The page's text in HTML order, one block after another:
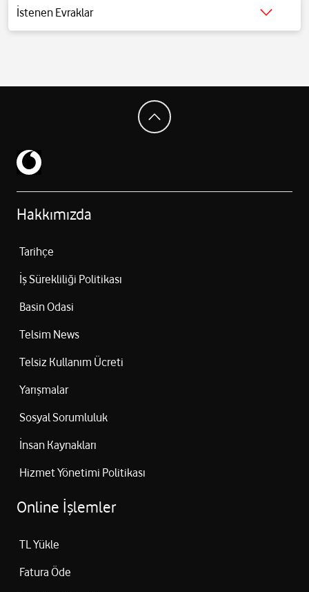
Ana Kamera: 50 MP Leica Summilux (23 mm, f/1.7, OIS, 1.0 µm
Leica Optik Avantajları: Summilux lens, iki Leica stil modu, Leica
Arka Video: 4K@30/60 fps, Full HD@30/60/120/240/960 fps, 720p
Ön Kamera Çözünürlük: 32 MP (f/2.2)
Ön Kamera Video: HDR10+ destekli kayıt
Kablosuz: Wi‑Fi 6E, Bluetooth (sürüm belirtilmemiş), 5G desteği
Güvenlik: Ekran içi optik parmak izi
Ek: Xiaomi HyperOS işletim sistemi
Boyutlar: 163.2 × 78.0 × 7.5 mm
Ağırlık: 194 g
İstenen Evraklar
Detaylı bilgi içintıklayınız.
Hakkımızda
Tarihçe
İş Sürekliliği Politikası
Basin Odasi
Telsim News
Telsiz Kullanım Ücreti
Yarışmalar
Sosyal Sorumluluk
İnsan Kaynakları
Hizmet Yönetimi Politikası
Online İşlemler
TL Yükle
Fatura Öde